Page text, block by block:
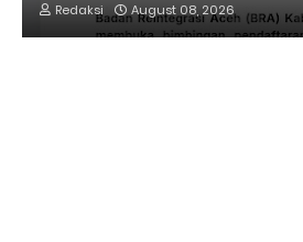
Redaksi August 08, 2026